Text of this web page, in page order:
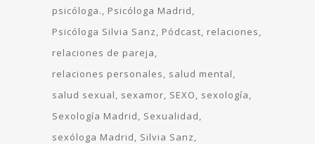
psicóloga.
Psicóloga Madrid
Psicóloga Silvia Sanz
Pódcast relaciones
relaciones de pareja
relaciones personales
salud mental
salud sexual
sexamor SEXO
sexología
Sexología Madrid
Sexualidad
sexóloga Madrid
Silvia Sanz